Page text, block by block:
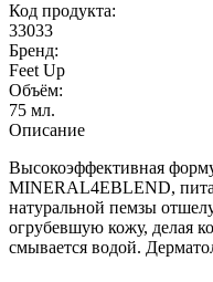
Код продукта:
33033
Бренд:
Feet Up
Объём:
75 мл.
Описание
Высокоэффективная
MINERAL4EBLEND,
натуральной пемзы
огрубевшую кожу, делая
смывается водой.